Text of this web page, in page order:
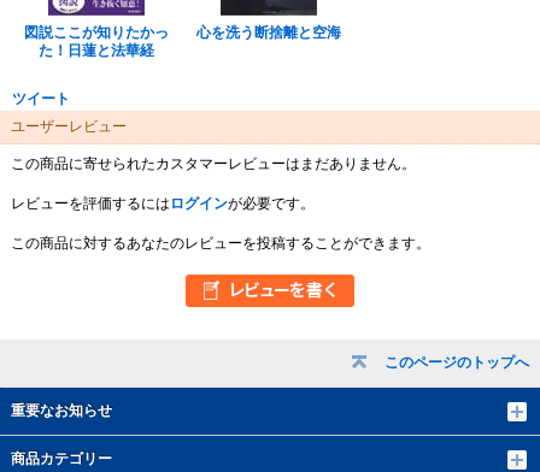
このページのトップへ
重要なお知らせ
商品カテゴリー
図説ここが知りたかっ
た！日蓮と法華経
心を洗う断捨離と空海
ツイート
ユーザーレビュー
この商品に寄せられたカスタマーレビューはまだありません。
レビューを評価するには ログインが必要です。
この商品に対するあなたのレビューを投稿することができます。